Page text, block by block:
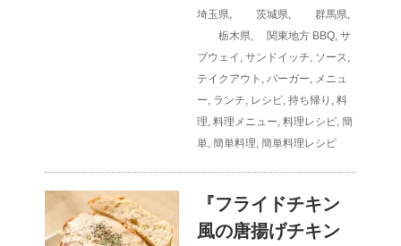
埼玉県, 茨城県, 群馬県,
栃木県, 関東地方 BBQ, サ
ブウェイ , サンドイッチ, ソース,
テイクアウト , バーガー, メニュ
ー, ランチ, レシピ, 持ち帰り , 料
理, 料理メニュー, 料理レシピ, 簡
単, 簡単料理, 簡単料理レシピ
『フライドチキン
風の唐揚げチキン